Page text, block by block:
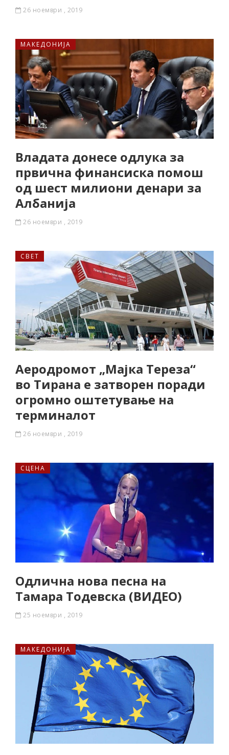
26 ноември , 2019
МАКЕДОНИЈА
Владата донесе одлука за
првична финансиска помош
од шест милиони денари за
Албанија
26 ноември , 2019
СВЕТ
Аеродромот „Мајка Тереза“
во Тирана е затворен поради
огромно оштетување на
терминалот
26 ноември , 2019
СЦЕНА
Одлична нова песна на
Тамара Тодевска (ВИДЕО)
25 ноември , 2019
МАКЕДОНИЈА